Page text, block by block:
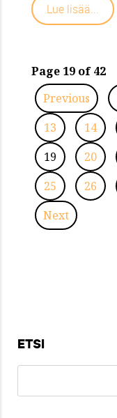
Lue lisää...
Page 19 of 42
Previous
13
14
19
20
25
26
Next
ETSI